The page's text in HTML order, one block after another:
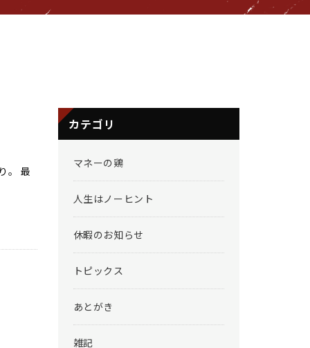
。 最
カテゴリ
マネーの鶏
人生はノーヒント
休暇のお知らせ
トピックス
あとがき
雑記